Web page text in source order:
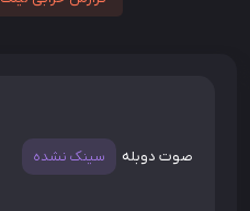
صوت دوبله سینک نشده